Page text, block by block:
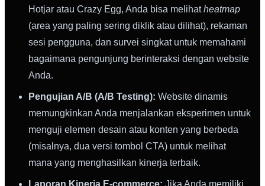
Hotjar atau Crazy Egg, Anda bisa melihatheatmap
(area yang paling sering diklik atau dilihat), rekaman
sesi pengguna, dan survei singkat untuk memahami
bagaimana pengunjung berinteraksi dengan website
Anda.
Pengujian A/B (A/B Testing): Website dinamis
memungkinkan Anda menjalankan eksperimen untuk
menguji elemen desain atau konten yang berbeda
(misalnya, dua versi tombol CTA) untuk melihat
mana yang menghasilkan kinerja terbaik.
Laporan Kinerja E-commerce: Jika Anda memiliki